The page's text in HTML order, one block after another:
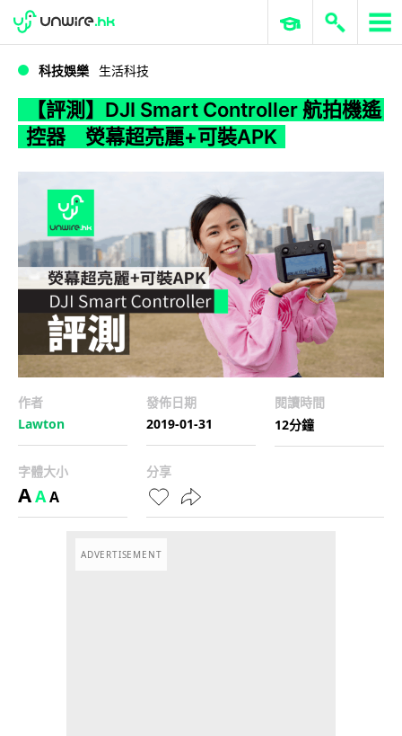
WWDC 2026 ERP 與商業 AI
科技娛樂 生活科技
【評測】DJI Smart Controller 航拍機遙
控器 熒幕超亮麗+可裝APK
作者
Lawton
發佈日期
2019-01-31
閱讀時間
12分鐘
字體大小
AAA
分享
ADVERTISEMENT